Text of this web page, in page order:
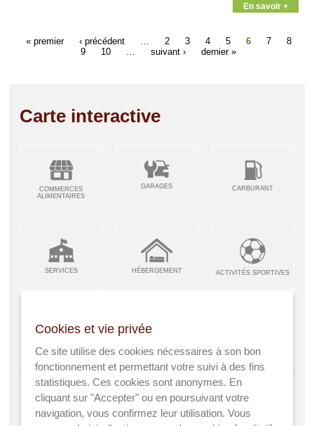
En savoir +
« premier ‹ précédent 2 3 4 5 6 7
8
9
10 suivant › dernier »
Carte interactive
COMMERCES
ALIMENTAIRES
GARAGES CARBURANT
SERVICES HÉBERGEMENT ACTIVITÉS SPORTIVES
ARTISANS &
INDUSTRIES
RESTAURANTS CAFÉS ENFANCE JEUNESSE
Cookies et vie privée
Ce site utilise des cookies nécessaires à son bon
fonctionnement et permettant votre suivi à des fins
statistiques. Ces cookies sont anonymes. En
cliquant sur "Accepter" ou en poursuivant votre
navigation, vous confirmez leur utilisation. Vous